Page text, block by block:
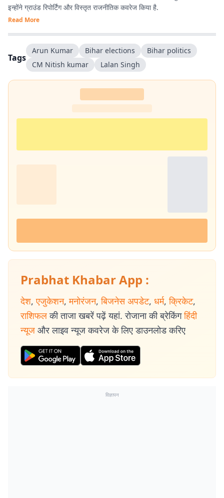
इन्होंने ग्राउंड रिपोर्टिंग और विस्तृत राजनीतिक कवरेज किया है.
Read More
Tags
Arun Kumar Bihar elections
Bihar politics
CM Nitish kumar
Lalan Singh
Prabhat Khabar App :
देश, एजुकेशन, मनोरंजन, बिजनेस अपडेट, धर्म, क्रिकेट,
राशिफल की ताजा खबरें पढ़ें यहां. रोजाना की ब्रेकिंग हिंदी
न्यूज और लाइव न्यूज कवरेज के लिए डाउनलोड करिए
विज्ञापन